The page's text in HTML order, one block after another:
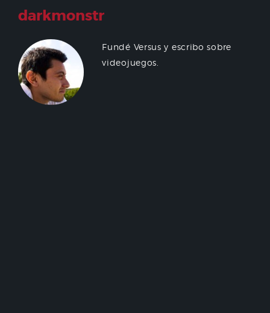
darkmonstr
Fundé Versus y escribo sobre
videojuegos.